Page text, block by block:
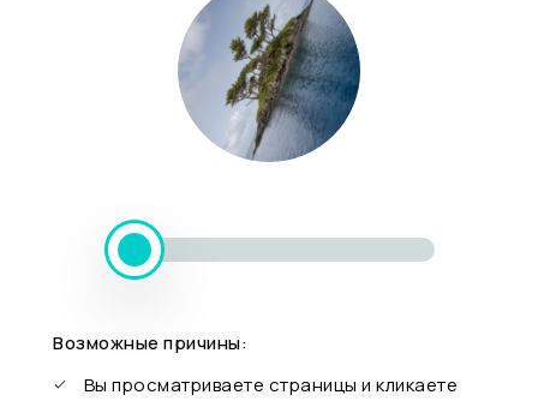
Возможные причины:
Вы просматриваете страницы и кликаете